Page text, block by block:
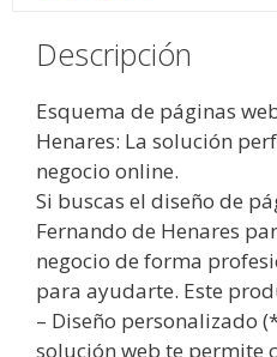
Descripción
Esquema de páginas
Henares: La solución
negocio online.
Si buscas el diseño de
Fernando de Henares
negocio de forma
para ayudarte. Este
– Diseño personalizado
solución web te permite